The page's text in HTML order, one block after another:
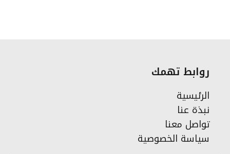
روابط تهمك
الرئيسية
نبذة عنا
تواصل معنا
سياسة الخصوصية